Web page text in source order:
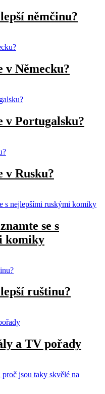
němčinu?
v Německu?
v Portugalsku?
v Rusku?
se s
komiky
ruštinu?
a TV pořady